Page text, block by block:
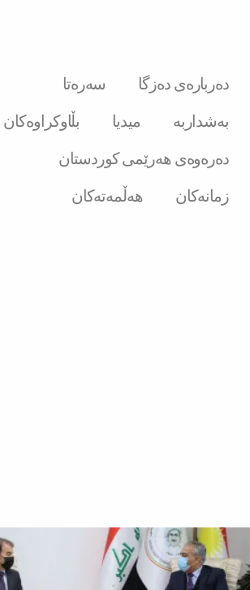
سەرەتا
دەربارەی دەزگا
بڵاوکراوەکان
میدیا
بەشداربە
دەرەوەی هەرێمی کوردستان
هەڵمەتەکان
زمانەکان